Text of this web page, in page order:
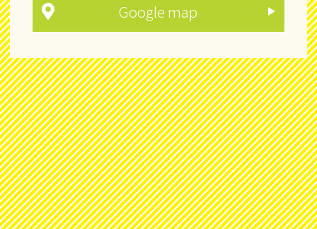
Google map